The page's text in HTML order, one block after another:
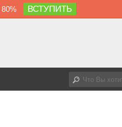
80% ВСТУПИТЬ